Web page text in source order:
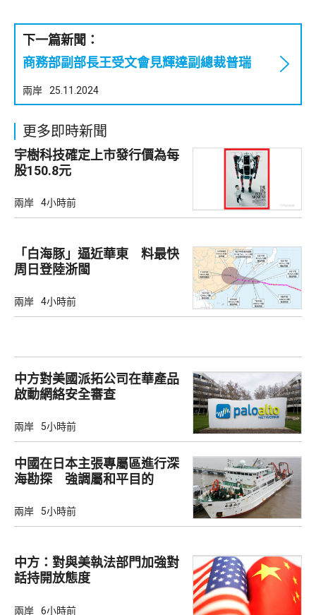
下一篇新聞：
商務部副部長王受文會見輝達副總裁普瑞
兩岸 25.11.2024
更多即時新聞
宇樹科技確定上市發行價為每
股150.8元
兩岸 4小時前
「白海豚」逼近華東 料最快
周日登陸浙閩
兩岸 4小時前
中方對美國派拓公司在華產品
啟動網絡安全審查
兩岸 5小時前
中國在日本主張專屬區進行深
海勘探 強調屬和平目的
兩岸 5小時前
中方：對與美執法部門加強對
話持開放態度
兩岸 6小時前